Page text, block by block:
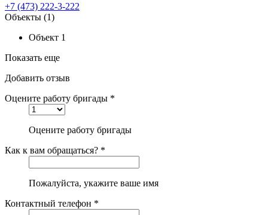
+7 (473) 222-3-222
Объекты (1)
Объект 1
Показать еще
Добавить отзыв
Оцените работу бригады *
Оцените работу бригады
Как к вам обращаться? *
Пожалуйста, укажите ваше имя
Контактный телефон *